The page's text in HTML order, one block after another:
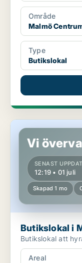
Område
Malmö
Type
Butikslokal
Butikslokal i Malmö
Vi
SENAST
12:19 • 01 juli
Skapad 1 mo
Butikslokal i
Butikslokal att
Areal